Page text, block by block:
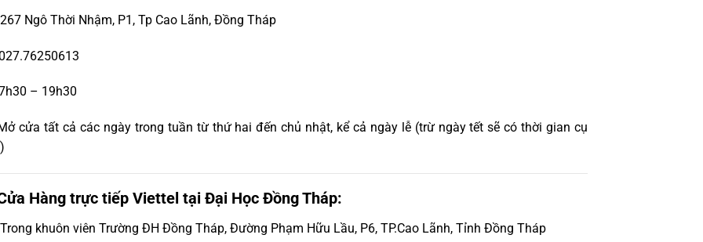
Ngô Thời Nhậm, P1, Tp Cao Lãnh, Đồng Tháp
– 19h30
cửa tất cả các ngày trong tuần từ thứ hai đến chủ nhật, kể cả ngày lễ (trừ ngày tết sẽ có thời gian cụ
Hàng trực tiếp Viettel tại Đại Học Đồng Tháp:
khuôn viên Trường ĐH Đồng Tháp, Đường Phạm Hữu Lầu, P6, TP.Cao Lãnh, Tỉnh Đồng Tháp